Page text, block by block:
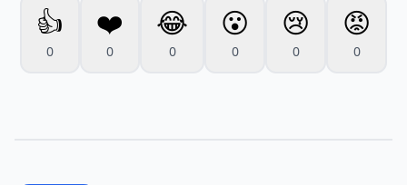
👍
0
❤️
0
😂
0
😮
0
😢
0
😡
0